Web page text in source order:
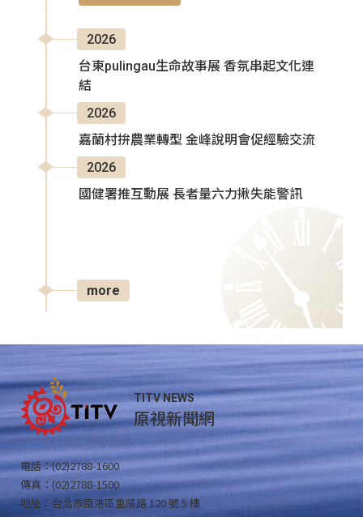
2026
台東pulingau生命故事展 香氛串起文化連
結
2026
嘉蘭村拚農業轉型 金峰說明會促經驗交流
2026
國健署推互動展 長者量六力揪失能警訊
more
TITV NEWS
原視新聞網
電話：(02)2788-1600
傳真：(02)2788-1500
地址：台北市南港區重陽路 120 號 5 樓